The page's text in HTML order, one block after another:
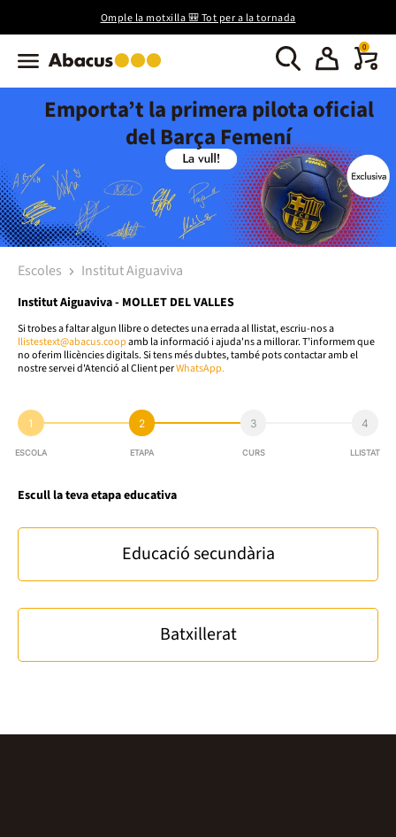
Omple la motxilla 🎒 Tot per a la tornada
0
Emporta’t la primera pilota oficial
del Barça Femení
Escoles Institut Aiguaviva
Institut Aiguaviva - MOLLET DEL VALLES
Si trobes a faltar algun llibre o detectes una errada al llistat, escriu-nos a
llistestext@abacus.coopamb la informació i ajuda'ns a millorar. T’informem que
no oferim llicències digitals. Si tens més dubtes, també pots contactar amb el
nostre servei d'Atenció al Client perWhatsApp.
1
ESCOLA
2
ETAPA
3
CURS
4
LLISTAT
Escull la teva etapa educativa
Educació secundària
Batxillerat